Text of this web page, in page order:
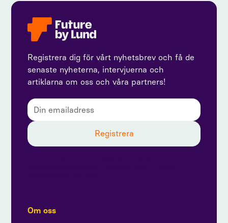
Registrera dig för vårt nyhetsbrev och få de
senaste nyheterna, intervjuerna och
artiklarna om oss och våra partners!
Om oss